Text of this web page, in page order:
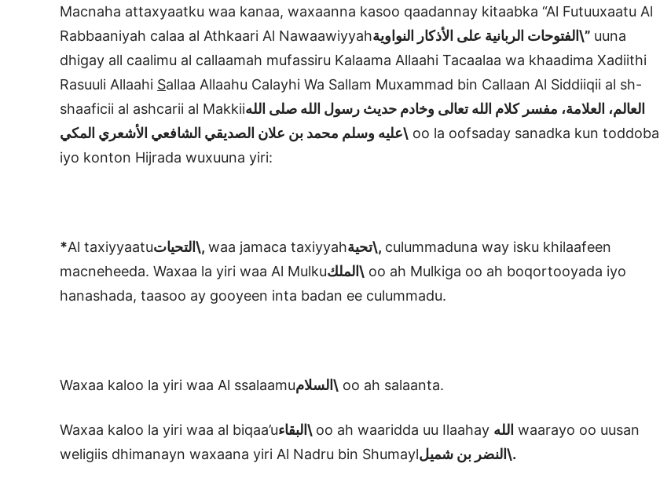
Macnaha attaxyaatku waa kanaa, waxaanna kasoo qaadannay kitaabka “Al Futuuxaatu Al
Rabbaaniyah calaa al Athkaari Al Nawaawiyyah
الفتوحات الربانية على الأذكار النواوية\” uuna
dhigay all caalimu al callaamah mufassiru Kalaama Allaahi Tacaalaa wa khaadima Xadiithi
Rasuuli Allaahi Sallaa Allaahu Calayhi Wa Sallam Muxammad bin Callaan Al Siddiiqii al sh-
shaaficii al ashcarii al Makkii
العالم، العلامة، مفسر كلام الله تعالى وخادم حديث رسول الله صلى الله
عليه وسلم محمد بن علان الصديقي الشافعي الأشعري المكي\ oo la oofsaday sanadka kun toddoba
iyo konton Hijrada wuxuuna yiri:
*Al taxiyyaatu التحيات\, waa jamaca taxiyyah تحية\, culummaduna way isku khilaafeen
macneheeda. Waxaa la yiri waa Al Mulku
الملك\ oo ah Mulkiga oo ah boqortooyada iyo
hanashada, taasoo ay gooyeen inta badan ee culummadu.
Waxaa kaloo la yiri waa Al ssalaamu السلام\ oo ah salaanta.
Waxaa kaloo la yiri waa al biqaa’u البقاء\ oo ah waaridda uu Ilaahay الله waarayo oo uusan
weligiis dhimanayn waxaana yiri Al Nadru bin Shumayl
النضر بن شميل\.